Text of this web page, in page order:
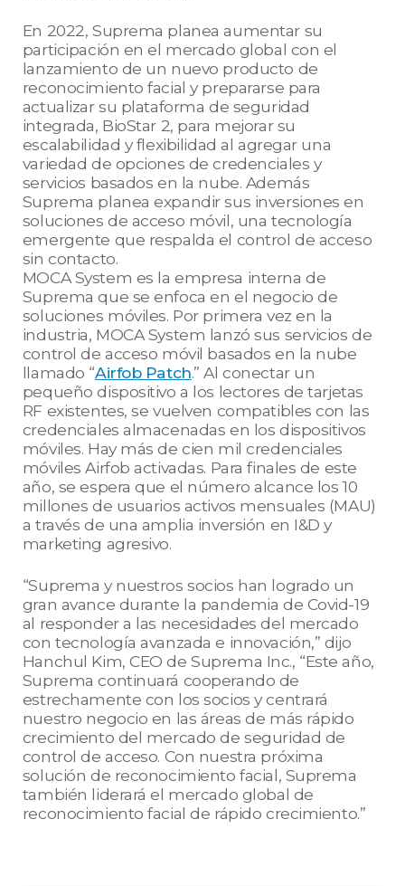
En 2022, Suprema planea aumentar su
participación en el mercado global con el
lanzamiento de un nuevo producto de
reconocimiento facial y prepararse para
actualizar su plataforma de seguridad
integrada, BioStar 2, para mejorar su
escalabilidad y flexibilidad al agregar una
variedad de opciones de credenciales y
servicios basados en la nube. Además
Suprema planea expandir sus inversiones en
soluciones de acceso móvil, una tecnología
emergente que respalda el control de acceso
sin contacto.
MOCA System es la empresa interna de
Suprema que se enfoca en el negocio de
soluciones móviles. Por primera vez en la
industria, MOCA System lanzó sus servicios de
control de acceso móvil basados en la nube
llamado “Airfob Patch.” Al conectar un
pequeño dispositivo a los lectores de tarjetas
RF existentes, se vuelven compatibles con las
credenciales almacenadas en los dispositivos
móviles. Hay más de cien mil credenciales
móviles Airfob activadas. Para finales de este
año, se espera que el número alcance los 10
millones de usuarios activos mensuales (MAU)
a través de una amplia inversión en I&D y
marketing agresivo.
“Suprema y nuestros socios han logrado un
gran avance durante la pandemia de Covid-19
al responder a las necesidades del mercado
con tecnología avanzada e innovación,” dijo
Hanchul Kim, CEO de Suprema Inc., “Este año,
Suprema continuará cooperando de
estrechamente con los socios y centrará
nuestro negocio en las áreas de más rápido
crecimiento del mercado de seguridad de
control de acceso. Con nuestra próxima
solución de reconocimiento facial, Suprema
también liderará el mercado global de
reconocimiento facial de rápido crecimiento.”